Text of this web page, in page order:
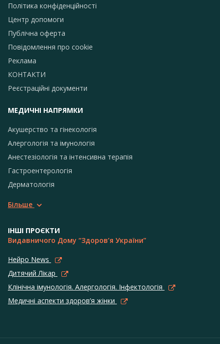
Політика конфіденційності
Центр допомоги
Публічна оферта
Повідомлення про сookie
Реклама
КОНТАКТИ
Реєстраційні документи
МЕДИЧНІ НАПРЯМКИ
Акушерство та гінекологія
Алергологія та імунологія
Анестезіологія та інтенсивна терапія
Гастроентерологія
Дерматологія
Більше
ІНШІ ПРОЄКТИ
Видавничого Дому “Здоров’я України”
Нейро News
Дитячий Лікар
Клінічна імунологія. Алергологія. Інфектологія
Медичні аспекти здоров’я жінки